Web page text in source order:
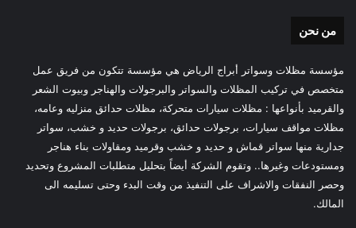
من نحن
مؤسسة مظلات وسواتر أبراج الرياض هي مؤسسة تتكون من فريق عمل
متخصص في تركيب المظلات والسواتر والبرجولات والهناجر وبيوت الشعر
والقرميد بأنواعها : مظلات سيارات متحركة، مظلات حدائق منزليه وعامه،
مظلات مواقف سيارات، برجولات حدائق، برجولات حديد و خشب، سواتر
جدارية منها سواتر قماش و حديد و خشب وقرميد ومقاولات بناء هناجر
ومستودعات وغيرها.. وتقوم الشركة أيضاً بتحليل متطلبات المشروع وتحديد
وحصر النفقات والاشراف على التنفيذ من وقت البدء وحتى تسليمه الى
المالك.